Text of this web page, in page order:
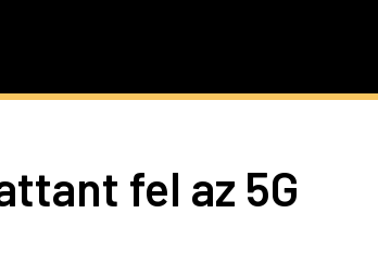
fel az 5G